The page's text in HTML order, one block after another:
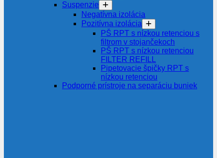
Suspenzie
Negatívna izolácia
Pozitívna izolácia
PŠ RPT s nízkou retenciou s
filtrom v stojančekoch
PŠ RPT s nízkou retenciou
FILTER REFILL
Pipetovacie špičky RPT s
nízkou retenciou
Podporné prístroje na separáciu buniek